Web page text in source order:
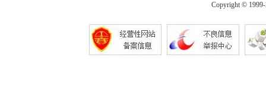
Copyright ©